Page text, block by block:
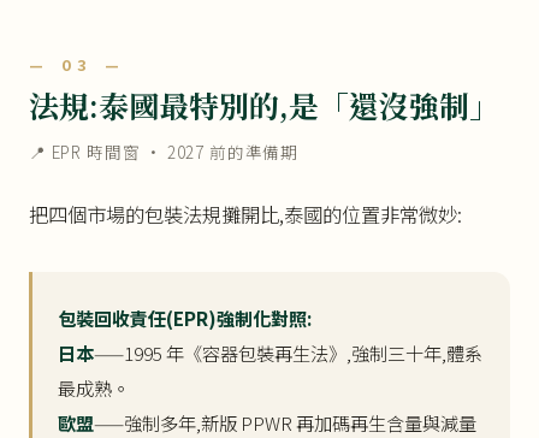
— 03 —
法規:泰國最特別的,是「還沒強制」
📍 EPR 時間窗 · 2027 前的準備期
把四個市場的包裝法規攤開比,泰國的位置非常微妙:
包裝回收責任(EPR)強制化對照:
日本——1995 年《容器包裝再生法》,強制三十年,體系
最成熟。
歐盟——強制多年,新版 PPWR 再加碼再生含量與減量